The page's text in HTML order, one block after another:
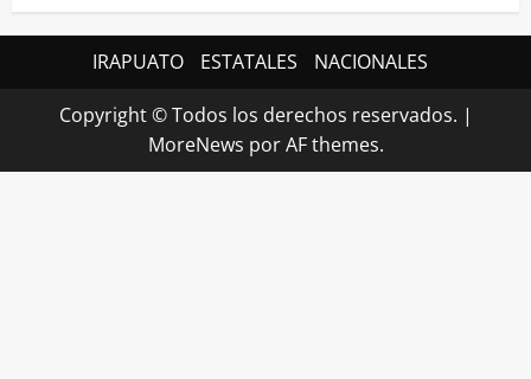
IRAPUATO ESTATALES NACIONALES
Copyright © Todos los derechos reservados. |
MoreNews por AF themes.